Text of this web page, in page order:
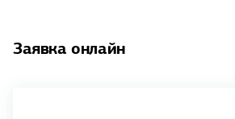
Заявка онлайн